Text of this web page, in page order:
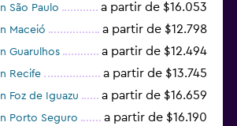
São Paulo a partir de $16.053
Maceió a partir de $12.798
Guarulhos a partir de $12.494
Recife a partir de $13.745
Foz de Iguazu a partir de $16.659
Porto Seguro a partir de $16.190